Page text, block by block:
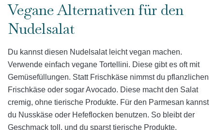
Vegane Alternativen für den
Nudelsalat
Du kannst diesen Nudelsalat leicht vegan machen.
Verwende einfach vegane Tortellini. Diese gibt es oft mit
Gemüsefüllungen. Statt Frischkäse nimmst du pflanzlichen
Frischkäse oder sogar Avocado. Diese macht den Salat
cremig, ohne tierische Produkte. Für den Parmesan kannst
du Nusskäse oder Hefeflocken benutzen. So bleibt der
Geschmack toll, und du sparst tierische Produkte.